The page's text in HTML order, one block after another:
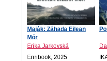
Maják: Záhada Eilean
Mór
Erika Jarkovská
Enribook, 2025